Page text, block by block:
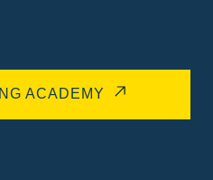
ACADEMY